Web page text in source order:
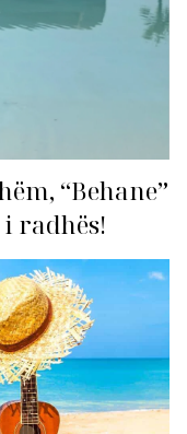
“Behane”
radhës!